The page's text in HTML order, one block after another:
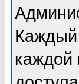
Каждый
каждой